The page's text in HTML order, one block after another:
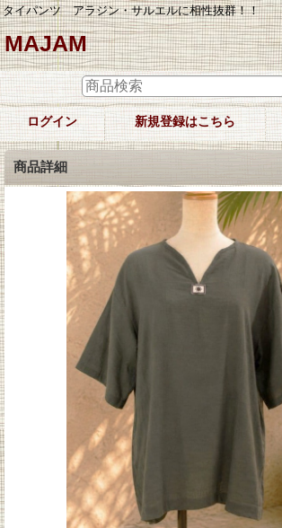
タイパンツ アラジン・サルエルに相性抜群！！
MAJAM
ログイン 新規登録はこちら
商品詳細